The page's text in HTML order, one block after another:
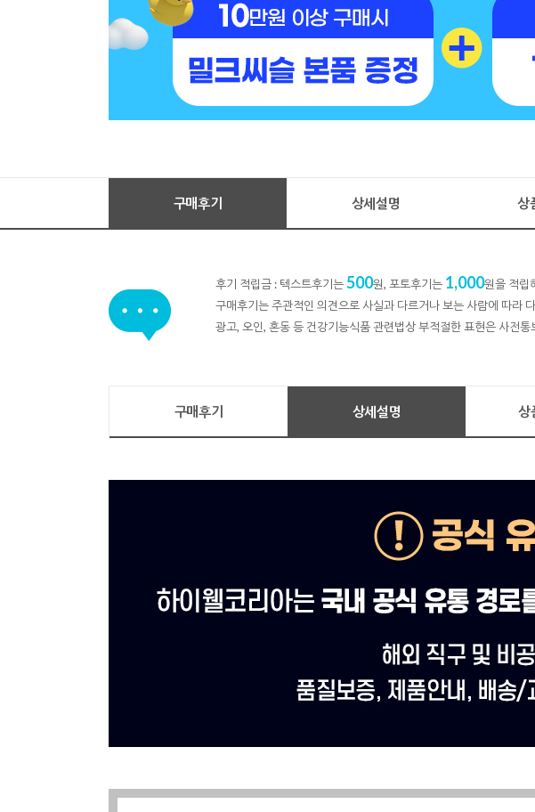
구매후기 상세설명 상
후기 적립금 : 텍스트후기는500원, 포토후기는 1,000원을 적립
구매후기는 주관적인 의견으로 사실과 다르거나 보는 사람에 따라
광고, 오인, 혼동 등 건강기능식품 관련법상 부적절한 표현은 사전
구매후기 상세설명 상